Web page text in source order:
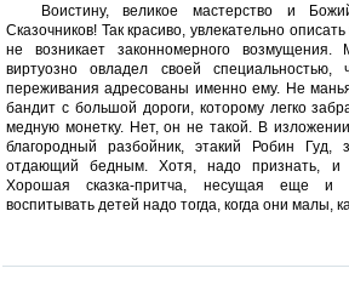
Воистину, великое мастерство и
Сказочников! Так красиво, увлекательно
не возникает законномерного возмущения.
виртуозно овладел своей
переживания адресованы именно ему. Не
бандит с большой дороги, которому легко
медную монетку. Нет, он не такой. В
благородный разбойник, этакий Робин
отдающий бедным. Хотя, надо признать,
Хорошая сказка-притча, несущая еще и
воспитывать детей надо тогда, когда они малы,